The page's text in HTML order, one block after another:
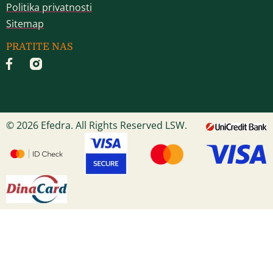
Politika privatnosti
Sitemap
PRATITE NAS
© 2026 Efedra. All Rights Reserved LSW.